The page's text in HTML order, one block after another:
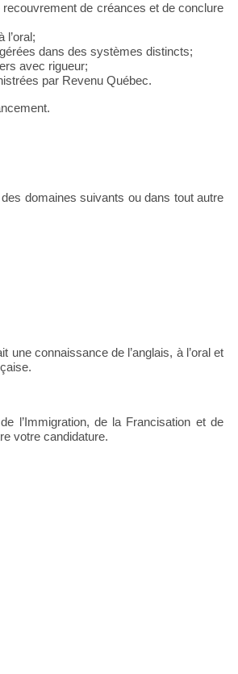
de créances et de conclure
l’oral;
dans des systèmes distincts;
avec rigueur;
par Revenu Québec.
domaines suivants ou dans tout autre
connaissance de l’anglais, à l’oral et
l’Immigration, de la Francisation et de
votre candidature.